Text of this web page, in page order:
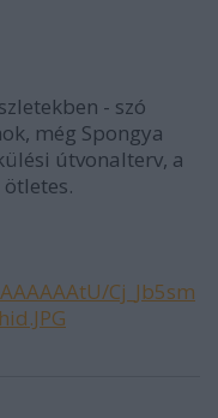
- szó
még Spongya
útvonalterv, a
Cj_Jb5sm